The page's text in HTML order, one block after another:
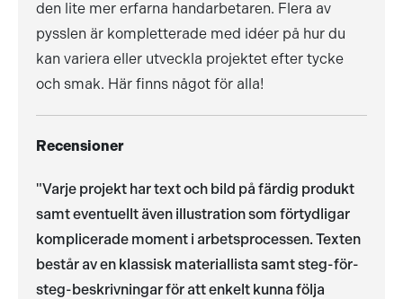
den lite mer erfarna handarbetaren. Flera av
pysslen är kompletterade med idéer på hur du
kan variera eller utveckla projektet efter tycke
och smak. Här finns något för alla!
Recensioner
"Varje projekt har text och bild på färdig produkt
samt eventuellt även illustration som förtydligar
komplicerade moment i arbetsprocessen. Texten
består av en klassisk materiallista samt steg-för-
steg-beskrivningar för att enkelt kunna följa